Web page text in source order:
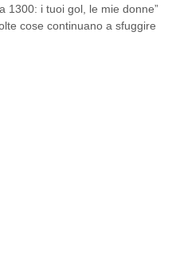
1300: i tuoi gol, le mie donne”
cose continuano a sfuggire